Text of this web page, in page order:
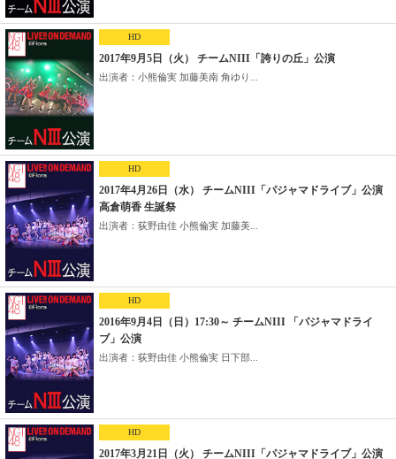
HD
2017年9月5日（火） チームNIII「誇りの丘」公演
出演者：小熊倫実 加藤美南 角ゆり...
HD
2017年4月26日（水） チームNIII「パジャマドライブ」公演
高倉萌香 生誕祭
出演者：荻野由佳 小熊倫実 加藤美...
HD
2016年9月4日（日）17:30～ チームNIII 「パジャマドライ
ブ」公演
出演者：荻野由佳 小熊倫実 日下部...
HD
2017年3月21日（火） チームNIII「パジャマドライブ」公演